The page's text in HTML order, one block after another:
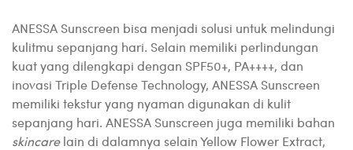
ANESSA Sunscreen bisa menjadi solusi untuk melindungi
kulitmu sepanjang hari. Selain memiliki perlindungan
kuat yang dilengkapi dengan SPF50+, PA++++, dan
inovasi Triple Defense Technology, ANESSA Sunscreen
memiliki tekstur yang nyaman digunakan di kulit
sepanjang hari. ANESSA Sunscreen juga memiliki bahan
skincarelain di dalamnya selain Yellow Flower Extract,